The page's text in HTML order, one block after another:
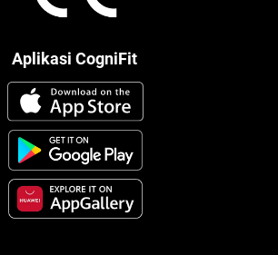
Aplikasi CogniFit